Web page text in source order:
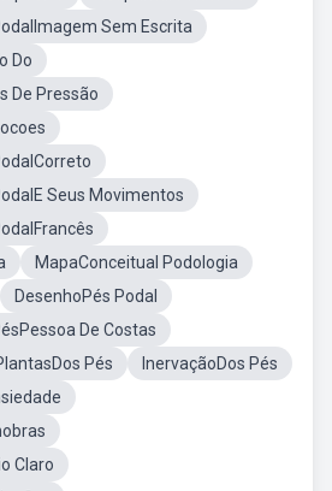
Sem Escrita
Do
De Pressão
Seus Movimentos
MapaConceitual Podologia
DesenhoPés Podal
De Costas
Pés
InervaçãoDos Pés
Claro